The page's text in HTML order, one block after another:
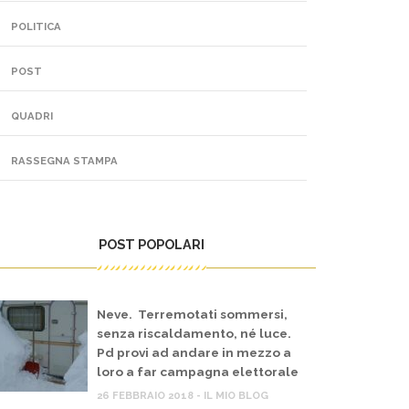
Meloni, scontro sulla Flotilla,
chiedono sanzioni a Israele
POLITICA
POST
QUADRI
RASSEGNA STAMPA
POST POPOLARI
Neve. Terremotati sommersi,
senza riscaldamento, né luce.
Pd provi ad andare in mezzo a
loro a far campagna elettorale
26 FEBBRAIO 2018 - IL MIO BLOG